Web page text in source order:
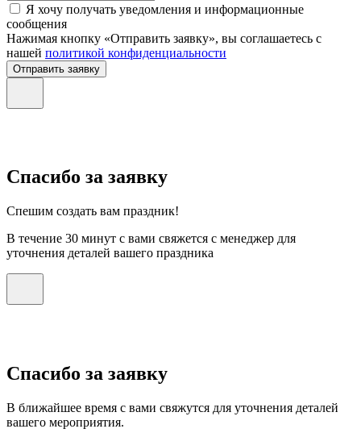
Я хочу получать уведомления и информационные
сообщения
Нажимая кнопку «Отправить заявку», вы соглашаетесь с
нашей политикой конфиденциальности
Отправить заявку
Спасибо за заявку
Спешим создать вам праздник!
В течение 30 минут с вами свяжется с менеджер для
уточнения деталей вашего праздника
Спасибо за заявку
В ближайшее время с вами свяжутся для уточнения деталей
вашего мероприятия.